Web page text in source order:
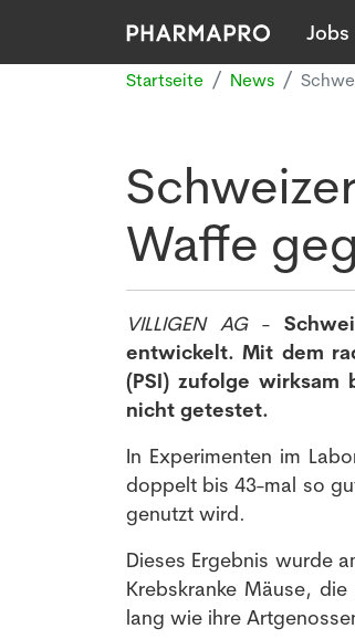
Jobs
Startseite News
Waffe
VILLIGEN AG-
entwickelt. Mit dem
(PSI) zufolge wirksam
nicht getestet.
In Experimenten im
doppelt bis 43-mal so
genutzt wird.
Dieses Ergebnis wurde
Krebskranke Mäuse,
lang wie ihre